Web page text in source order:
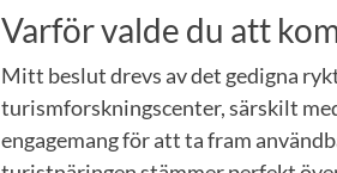
Varför valde du att
Mitt beslut drevs av det gedigna
turismforskningscenter, särskilt
engagemang för att ta fram